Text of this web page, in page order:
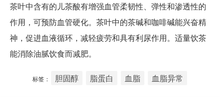
茶叶中含有的儿茶酸有增强血管柔韧性、弹性和渗透性的
作用，可预防血管硬化。茶叶中的茶碱和咖啡碱能兴奋精
神，促进血液循环，减轻疲劳和具有利尿作用。适量饮茶
能消除油腻饮食而减肥。
标签： 胆固醇 脂蛋白 血脂 血脂异常